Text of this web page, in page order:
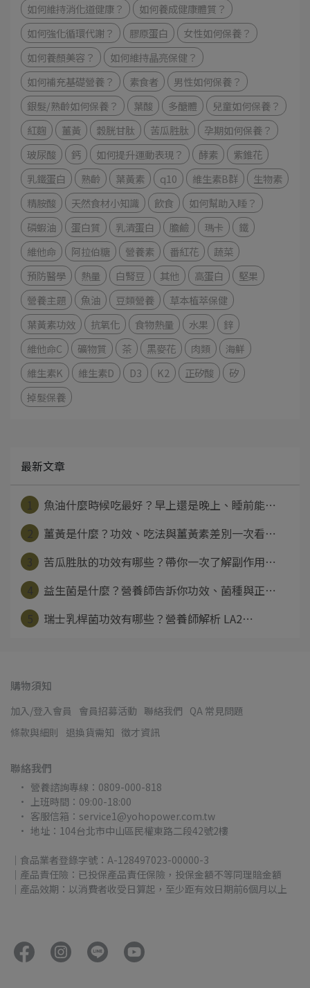
如何維持消化道健康？
如何養成健康體質？
如何強化循環代謝？
膠原蛋白
女性如何保養？
如何養顏美容？
如何維持晶亮保健？
如何補充基礎營養？
素食者
男性如何保養？
銀髮/熟齡如何保養？
葉酸 多醣體
兒童如何保養？
紅麴
薑黃 穀胱甘肽 苦瓜胜肽
孕期如何保養？
玻尿酸
鈣 如何提升運動表現？ 酵素
紫錐花
乳鐵蛋白
熟齡 葉黃素 q10 維生素B群
生物素
精胺酸
天然食材小知識 飲食
如何幫助入睡？
磷蝦油
蛋白質 乳清蛋白 膽鹼 瑪卡
鐵
維他命
阿拉伯糖 營養素 番紅花
蔬菜
預防醫學
熱量 白腎豆 其他 高蛋白
堅果
營養主題
魚油 豆類營養
草本植萃保健
葉黃素功效
抗氧化 食物熱量 水果
鋅
維他命C
礦物質 茶 黑麥花 肉類
海鮮
維生素K
維生素D D3 K2 正矽酸
矽
掉髮保養
最新文章
魚油什麼時候吃最好？早上還是晚上、睡前能⋯
薑黃是什麼？功效、吃法與薑黃素差別一次看⋯
苦瓜胜肽的功效有哪些？帶你一次了解副作用⋯
益生菌是什麼？營養師告訴你功效、菌種與正⋯
瑞士乳桿菌功效有哪些？營養師解析 LA2⋯
購物須知
加入/登入會員 會員招募活動 聯絡我們 QA 常見問題
條款與細則
退換貨需知 徵才資訊
聯絡我們
營養諮詢專線：0809-000-818
上班時間：09:00-18:00
客服信箱：service1@yohopower.com.tw
地址：104台北市中山區民權東路二段42號2樓
｜食品業者登錄字號：A-128497023-00000-3
｜產品責任險：已投保產品責任保險，投保金額不等同理賠金額
｜產品效期：以消費者收受日算起，至少距有效日期前6個月以上